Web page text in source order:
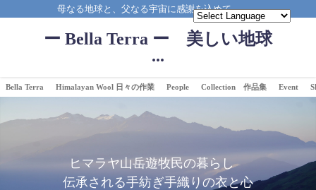
母なる地球と、父なる宇宙に感謝を込めて。。。
ー Bella Terra ー 美しい地球
...
Bella Terra Himalayan Wool 日々の作業 People Collection 作品集 Event
ヒマラヤ山岳遊牧民の暮らし
伝承される手紡ぎ手織りの衣と心